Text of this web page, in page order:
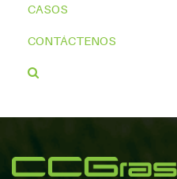
CASOS
CONTÁCTENOS